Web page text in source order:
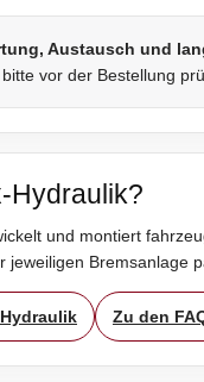
Austausch und
vor der Bestellung
Hydraulik?
und montiert
jeweiligen Bremsanlage
Zu den